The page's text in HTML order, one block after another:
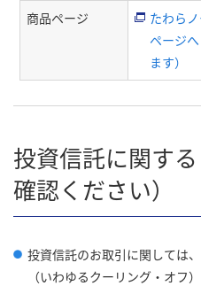
商品ページ
たわら
ページ
ます）
投資信託に関す
確認ください）
投資信託のお取引に関しては
（いわゆるクーリング・オフ